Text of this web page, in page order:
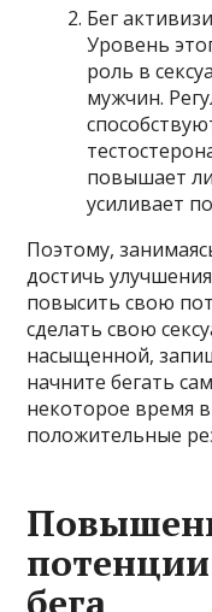
Бег
Уровень
роль в
мужчин.
повышает
усиливает
Поэтому,
достичь
повысить свою
сделать свою
насыщенной,
начните бегать
некоторое время
положительные
бега